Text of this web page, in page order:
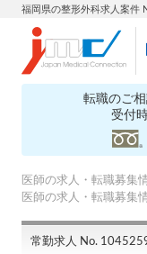
福岡県の整形外科求人案件
転職のご
受付
医師の求人・転職募集
医師の求人・転職募集
常勤求人 No.